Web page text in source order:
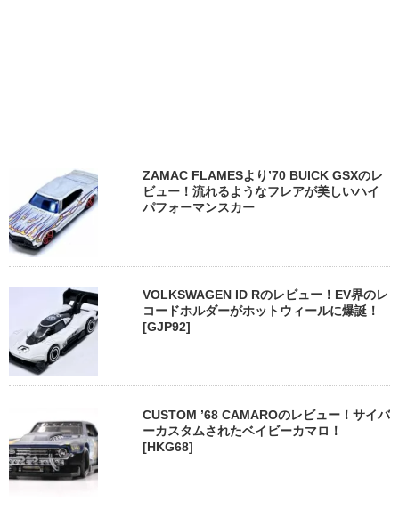
ZAMAC FLAMESより’70 BUICK GSXのレ
ビュー！流れるようなフレアが美しいハイ
パフォーマンスカー
VOLKSWAGEN ID Rのレビュー！EV界のレ
コードホルダーがホットウィールに爆誕！
[GJP92]
CUSTOM ’68 CAMAROのレビュー！サイバ
ーカスタムされたベイビーカマロ！
[HKG68]